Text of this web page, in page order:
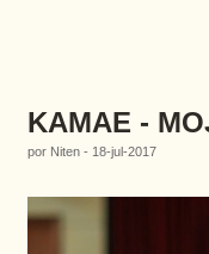
KAMAE -
por Niten - 18-jul-2017